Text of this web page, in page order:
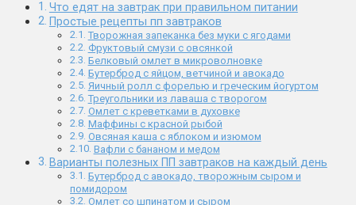
Что едят на завтрак при правильном питании
Простые рецепты пп завтраков
Творожная запеканка без муки с ягодами
Фруктовый смузи с овсянкой
Белковый омлет в микроволновке
Бутерброд с яйцом, ветчиной и авокадо
Яичный ролл с форелью и греческим йогуртом
Треугольники из лаваша с творогом
Омлет с креветками в духовке
Маффины с красной рыбой
Овсяная каша с яблоком и изюмом
Вафли с бананом и медом
Варианты полезных ПП завтраков на каждый день
Бутерброд с авокадо, творожным сыром и
помидором
Омлет со шпинатом и сыром